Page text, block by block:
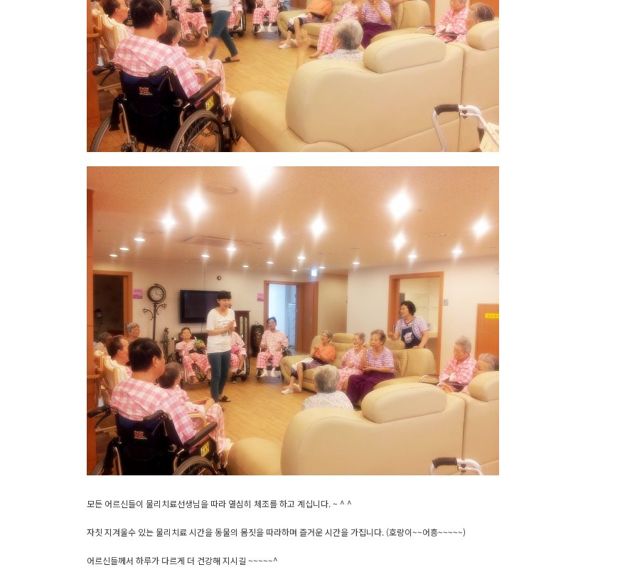
모든 어르신들이 물리치료선생님을 따라 열심히 체조를 하고 계십니다. ~ ^ ^
자칫 지겨울수 있는 물리치료 시간을 동물의 몸짓을 따라하며 즐거운 시간을 가집니다. (호랑이~~어흥~~~~~)
어르신들께서 하루가 다르게 더 건강해 지시길 ~~~~~^